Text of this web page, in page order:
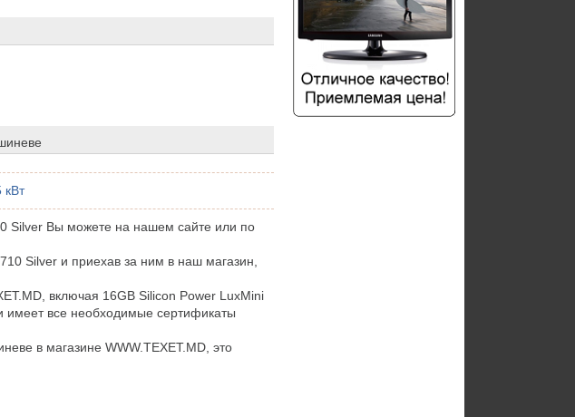
кВт
Silver Вы можете на нашем сайте или по
Silver и приехав за ним в наш магазин,
включая 16GB Silicon Power LuxMini
все необходимые сертификаты
в магазине WWW.TEXET.MD, это